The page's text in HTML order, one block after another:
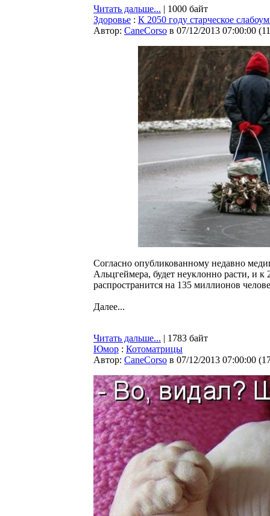
Читать дальше... | 1000 байт
Здоровье : К 2050 году старческое
Автор: CaneCorso в 07/12/2013 07:00:00 (
Согласно опубликованному недавно
Альцгеймера, будет неуклонно расти, и к
распространится на 135 миллионов
Далее...
Читать дальше... | 1783 байт
Юмор : Котоматрицы
Автор: CaneCorso в 07/12/2013 07:00:00 (